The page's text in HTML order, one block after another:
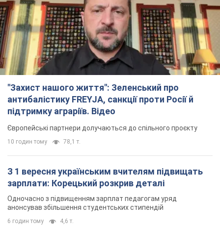
"Захист нашого життя": Зеленський про
антибалістику FREYJA, санкції проти Росії й
підтримку аграріїв. Відео
Європейські партнери долучаються до спільного проєкту
10 годин тому 78,1 т.
З 1 вересня українським вчителям підвищать
зарплати: Корецький розкрив деталі
Одночасно з підвищенням зарплат педагогам уряд
анонсував збільшення студентських стипендій
6 годин тому 4,6 т.